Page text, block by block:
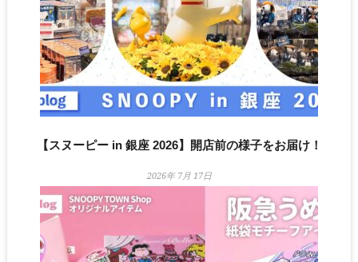
【スヌーピー in 銀座 2026】開店前の様子をお届け！
2026年 7月 17日